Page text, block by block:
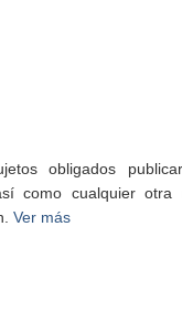
obligados
como cualquier otra
Ver más